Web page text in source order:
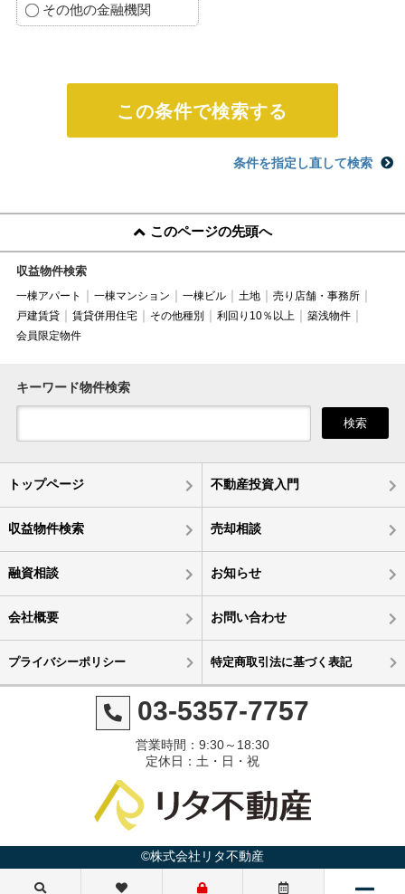
その他の金融機関
条件を指定し直して検索
このページの先頭へ
収益物件検索
一棟アパート 一棟マンション 一棟ビル 土地
売り店舗・事務所
戸建賃貸
賃貸併用住宅 その他種別 利回り10％以上
築浅物件
会員限定物件
キーワード物件検索
検索
トップページ 不動産投資入門
収益物件検索 売却相談
融資相談 お知らせ
会社概要 お問い合わせ
プライバシーポリシー 特定商取引法に基づく表記
03-5357-7757
営業時間：9:30～18:30
定休日：土・日・祝
©株式会社リタ不動産